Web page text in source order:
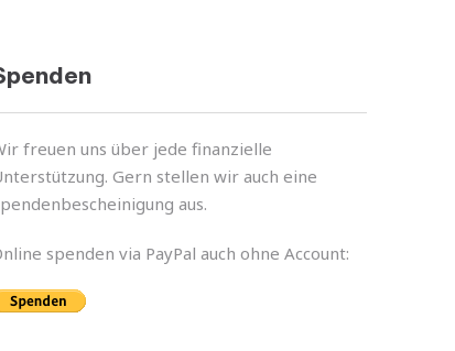
freuen uns über jede finan­zi­elle
Gern stel­len wir auch eine
aus.
spen­den via PayPal auch ohne Account: